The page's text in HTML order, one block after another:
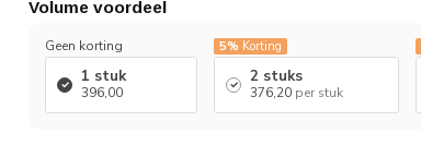
Volume voordeel
Geen korting
1 stuk
396,00
5% Korting
2 stuks
376,20 per stuk